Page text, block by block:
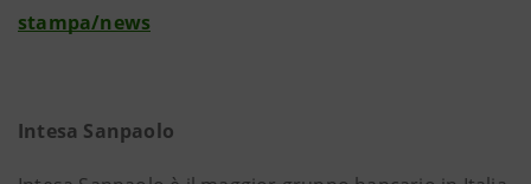
stampa/news
Intesa Sanpaolo